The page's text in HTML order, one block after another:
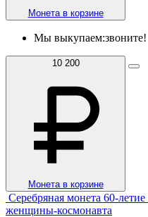
Монета в корзине
Мы выкупаем:звоните!
10 200
Монета в корзине
Серебряная монета 60-
женщины-космонавта